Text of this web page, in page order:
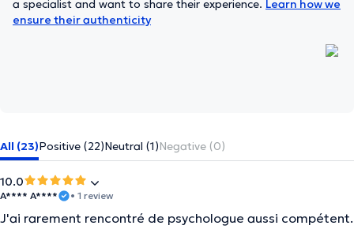
a specialist and want to share their experience. Learn how we
ensure their authenticity
All (23)Positive (22)Neutral (1)Negative (0)
10.0
A**** A**** • 1 review
J'ai rarement rencontré de psychologue aussi compétent.